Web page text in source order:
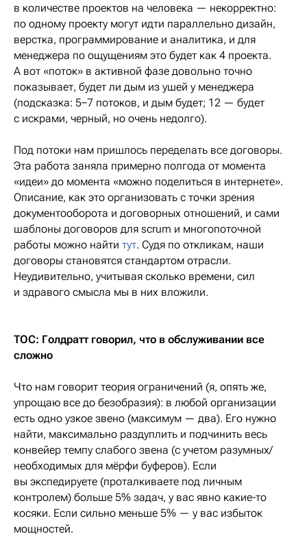
в количестве проектов на человека — некорректно:
по одному проекту могут идти параллельно дизайн,
верстка, программирование и аналитика, и для
менеджера по ощущениям это будет как 4 проекта.
А вот «поток» в активной фазе довольно точно
показывает, будет ли дым из ушей у менеджера
(подсказка: 5−7 потоков, и дым будет; 12 — будет
с искрами, черный, но очень недолго).
Под потоки нам пришлось переделать все договоры.
Эта работа заняла примерно полгода от момента
«идеи» до момента «можно поделиться в интернете».
Описание, как это организовать с точки зрения
документооборота и договорных отношений, и сами
шаблоны договоров для scrum и многопоточной
работы можно найти тут. Судя по откликам, наши
договоры становятся стандартом отрасли.
Неудивительно, учитывая сколько времени, сил
и здравого смысла мы в них вложили.
ТОС: Голдратт говорил, что в обслуживании все
сложно
Что нам говорит теория ограничений (я, опять же,
упрощаю все до безобразия): в любой организации
есть одно узкое звено (максимум — два). Его нужно
найти, максимально раздуплить и подчинить весь
конвейер темпу слабого звена (с учетом разумных/
необходимых для мёрфи буферов). Если
вы экспедируете (проталкиваете под личным
контролем) больше 5% задач, у вас явно какие-то
косяки. Если сильно меньше 5% — у вас избыток
мощностей.